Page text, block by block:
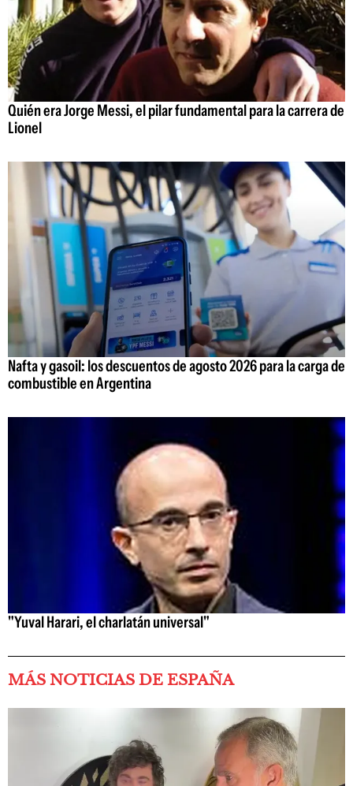
Quién era Jorge Messi, el pilar fundamental para la carrera de
Lionel
Nafta y gasoil: los descuentos de agosto 2026 para la carga de
combustible en Argentina
"Yuval Harari, el charlatán universal"
MÁS NOTICIAS DE ESPAÑA